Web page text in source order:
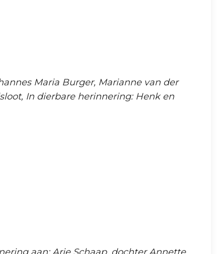
Maria Burger, Marianne van der
In dierbare herinnering: Henk en
aan: Arie Schaap, dochter Annette